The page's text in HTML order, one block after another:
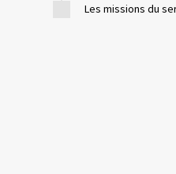
Les missions du